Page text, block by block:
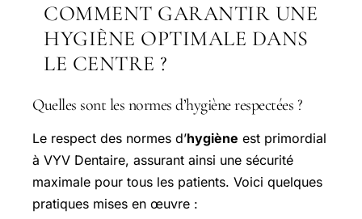
COMMENT GARANTIR UNE
HYGIÈNE OPTIMALE DANS
LE CENTRE ?
Quelles sont les normes d’hygiène respectées ?
Le respect des normes d’hygiène est primordial
à VYV Dentaire, assurant ainsi une sécurité
maximale pour tous les patients. Voici quelques
pratiques mises en œuvre :